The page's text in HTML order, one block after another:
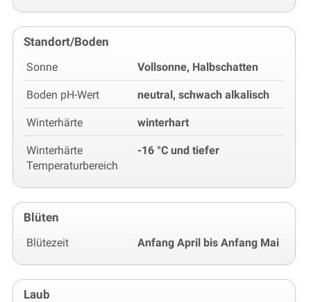
Standort/Boden
Sonne Vollsonne, Halbschatten
Boden pH-Wert neutral, schwach alkalisch
Winterhärte winterhart
Winterhärte
Temperaturbereich
-16 °C und tiefer
Blüten
Blütezeit Anfang April bis Anfang Mai
Laub